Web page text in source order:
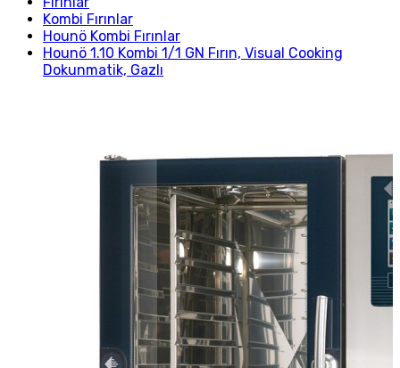
Kombi Fırınlar
Hounö Kombi Fırınlar
Hounö 1.10 Kombi 1/1 GN Fırın, Visual Cooking
Dokunmatik, Gazlı